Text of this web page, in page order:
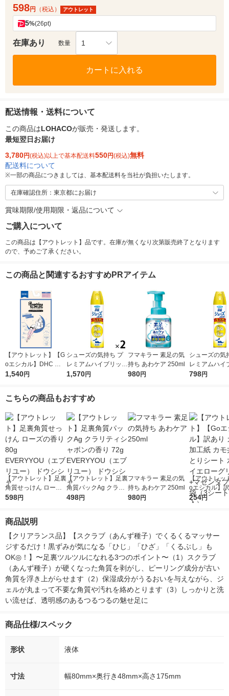
598円 （税込） アウトレット
5%(26pt)
在庫あり 数量 1
カートに入れる
配送情報・送料について
この商品はLOHACOが販売・発送します。
最短翌日お届け
3,780円(税込)以上で基本配送料550円(税込)無料
配送料について
※一部の商品につきましては、基本配送料を当社が負担いたします。
在庫確認住所：東京都にお届け
賞味期限/使用期限・返品について
ご購入について
この商品は【アウトレット】品です。在庫が無くなり次第販売終了となります
ので、予めご了承ください。
この商品と関連するおすすめPRアイテム
【アウトレット】【G
oエシカル】DHC バ
ンビーナ スリムレッ
とシート付き） 5001
1,540円
シューズの気持ち プ
レミアムハイブリッド
無香性 280ml 2本 フ
1,570円
フマキラー 素足の気
持ち あわケア 250ml
980円
シューズの気
レミアムハイ
280ml 無香性
798円
こちらの商品もおすすめ
【アウトレット】足裏
角質せっけん ローズ
の香り 80g EVERYY
598円
【アウトレット】足裏
角質パックAg クラリ
ティシャボンの香り 7
498円
フマキラー 素足の気
持ち あわケア 250ml
980円
【アウトレッ
oエシカル】
モ井加工紙 カ
シート6枚入）
254円
商品説明
【クリアランス品】【スクラブ（あんず種子）でくるくるマッサー
ジするだけ！黒ずみが気になる「ひじ」「ひざ」「くるぶし」も
OK◎！】〜足裏ツルツルになれる3つのポイント〜（1）スクラブ
（あんず種子）が硬くなった角質を剥がし、ピーリング成分が古い
角質を浮き上がらせます（2）保湿成分がうるおいを与えながら、ジ
ェルが丸まって不要な角質や汚れを絡めとります（3）しっかりと洗
い流せば、透明感のあるつるつるの魅せ足に
商品仕様/スペック
形状 液体
寸法 幅80mm×奥行き48mm×高さ175mm